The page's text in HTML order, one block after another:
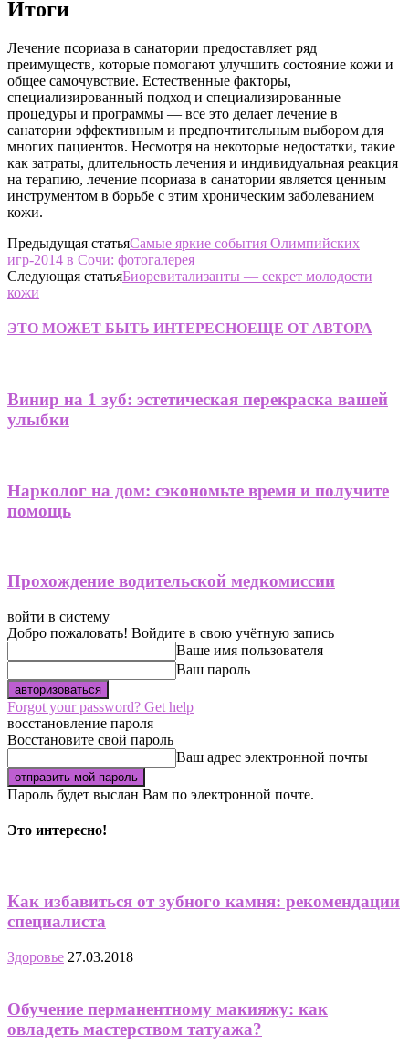
Итоги
Лечение псориаза в санатории предоставляет ряд
преимуществ, которые помогают улучшить состояние кожи и
общее самочувствие. Естественные факторы,
специализированный подход и специализированные
процедуры и программы — все это делает лечение в
санатории эффективным и предпочтительным выбором для
многих пациентов. Несмотря на некоторые недостатки, такие
как затраты, длительность лечения и индивидуальная реакция
на терапию, лечение псориаза в санатории является ценным
инструментом в борьбе с этим хроническим заболеванием
кожи.
Предыдущая статьяСамые яркие события Олимпийских
игр-2014 в Сочи: фотогалерея
Следующая статьяБиоревитализанты — секрет молодости
кожи
ЭТО МОЖЕТ БЫТЬ ИНТЕРЕСНОЕЩЕ ОТ АВТОРА
Винир на 1 зуб: эстетическая перекраска вашей
улыбки
Нарколог на дом: сэкономьте время и получите
помощь
Прохождение водительской медкомиссии
войти в систему
Добро пожаловать! Войдите в свою учётную запись
Ваше имя пользователя
Ваш пароль
Forgot your password? Get help
восстановление пароля
Восстановите свой пароль
Ваш адрес электронной почты
Пароль будет выслан Вам по электронной почте.
Это интересно!
Как избавиться от зубного камня: рекомендации
специалиста
Здоровье 27.03.2018
Обучение перманентному макияжу: как
овладеть мастерством татуажа?